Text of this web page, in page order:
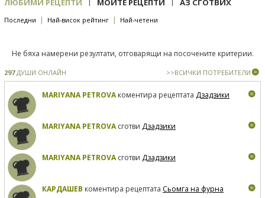
ЛЮБИМИ РЕЦЕПТИ МОИТЕ РЕЦЕПТИ АЗ СГОТВИХ
Последни | Най-висок рейтинг | Най-четени
Не бяха намерени резултати, отговарящи на посочените критерии.
297ДУШИ ОНЛАЙН >>ВСИЧКИ ПОТРЕБИТЕЛИ
MARIYANA PETROVAкоментира рецептата Дзадзики
MARIYANA PETROVAсготви Дзадзики
MARIYANA PETROVAсготви Дзадзики
КАРДАШЕВ коментира рецептата Сьомга на фурна